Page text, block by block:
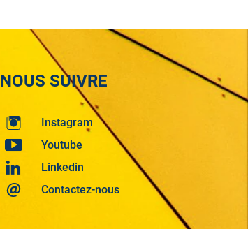
NOUS SUIVRE
Instagram
Youtube
Linkedin
Contactez-nous